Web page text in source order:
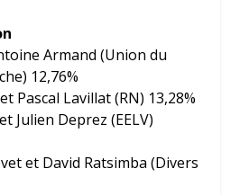
Armand (Union du
12,76%
Pascal Lavillat (RN) 13,28%
Julien Deprez (EELV)
et David Ratsimba (Divers